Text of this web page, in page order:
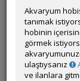
Üyenin
Üyeden ÖM
Akvaryum
tanımak
hobinin
görmek
ulaştıysanız
ve ilanlara